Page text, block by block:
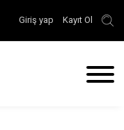
Giriş yap Kayıt Ol